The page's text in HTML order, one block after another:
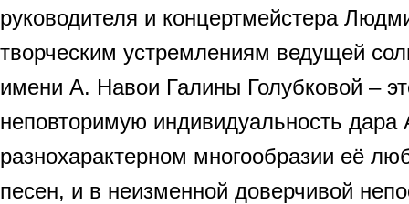
руководителя и концертмейстера
творческим устремлениям ведущей
имени А. Навои Галины Голубковой –
неповторимую индивидуальность
разнохарактерном многообразии её
песен, и в неизменной доверчивой